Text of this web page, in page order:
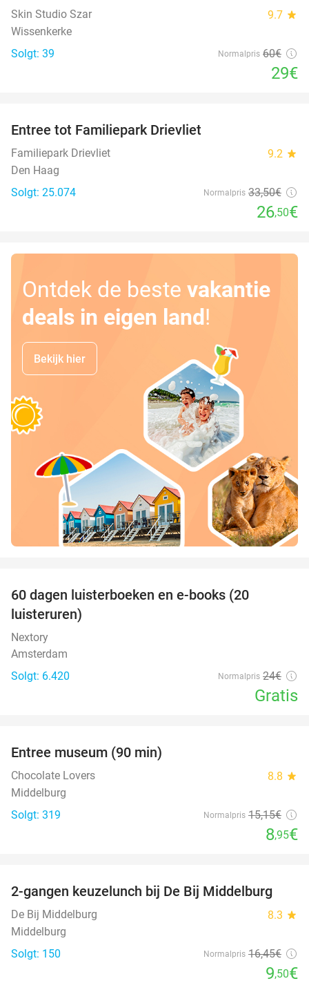
Skin Studio Szar 9.7 star
Wissenkerke
Solgt: 39
Normalpris 60€
29€
Entree tot Familiepark Drievliet
Familiepark Drievliet 9.2 star
Den Haag
Solgt: 25.074
Normalpris 33,50€
26,50€
Ontdek de beste vakantie
deals in eigen land!
Bekijk hier
60 dagen luisterboeken en e-books (20
luisteruren)
Nextory
Amsterdam
Solgt: 6.420
Normalpris 24€
Gratis
Entree museum (90 min)
Chocolate Lovers 8.8 star
Middelburg
Solgt: 319
Normalpris 15,15€
8,95€
42%
2-gangen keuzelunch bij De Bij Middelburg
De Bij Middelburg 8.3 star
Middelburg
Solgt: 150
Normalpris 16,45€
9,50€